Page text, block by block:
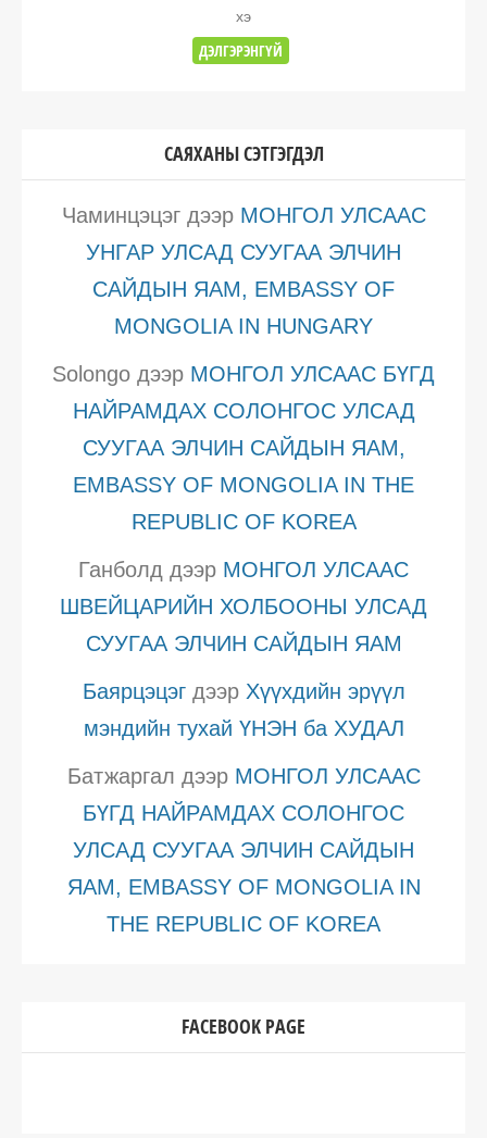
хэ
ДЭЛГЭРЭНГҮЙ
САЯХАНЫ СЭТГЭГДЭЛ
Чаминцэцэгдээр МОНГОЛ УЛСААС
УНГАР УЛСАД СУУГАА ЭЛЧИН
САЙДЫН ЯАМ, EMBASSY OF
MONGOLIA IN HUNGARY
Solongo дээр МОНГОЛ УЛСААС БҮГД
НАЙРАМДАХ СОЛОНГОС УЛСАД
СУУГАА ЭЛЧИН САЙДЫН ЯАМ,
EMBASSY OF MONGOLIA IN THE
REPUBLIC OF KOREA
Ганболд дээр МОНГОЛ УЛСААС
ШВЕЙЦАРИЙН ХОЛБООНЫ УЛСАД
СУУГАА ЭЛЧИН САЙДЫН ЯАМ
Баярцэцэгдээр Хүүхдийн эрүүл
мэндийн тухай ҮНЭН ба ХУДАЛ
Батжаргал дээр МОНГОЛ УЛСААС
БҮГД НАЙРАМДАХ СОЛОНГОС
УЛСАД СУУГАА ЭЛЧИН САЙДЫН
ЯАМ, EMBASSY OF MONGOLIA IN
THE REPUBLIC OF KOREA
FACEBOOK PAGE